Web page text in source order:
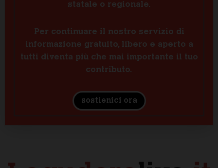
statale o regionale.
Per continuare il nostro servizio di
informazione gratuito, libero e aperto a
tutti diventa più che mai importante il tuo
contributo.
sostienici ora